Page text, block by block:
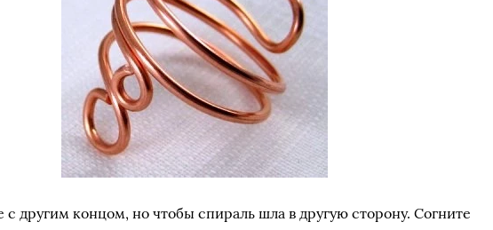
с другим концом, но чтобы спираль шла в другую сторону. Согните